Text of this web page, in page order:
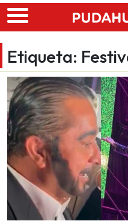
Skip to main content
Etiqueta: